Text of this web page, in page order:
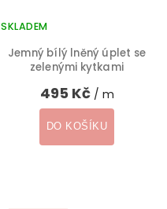
Jemný bílý lněný úplet se
zelenými kytkami
SKLADEM
495 Kč / m
DO KOŠÍKU